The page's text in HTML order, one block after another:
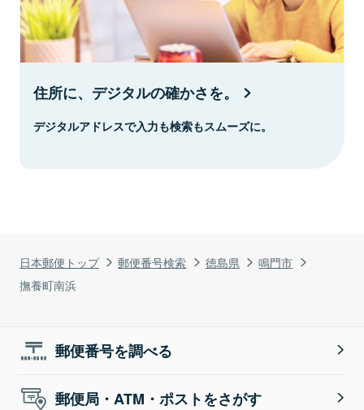
日本郵便トップ 郵便番号検索 徳島県
鳴門市
撫養町南浜
住所に、デジタルの確かさを。
デジタルアドレスで入力も検索もスムーズに。
郵便番号を調べる
郵便局・ATM・ポストをさがす